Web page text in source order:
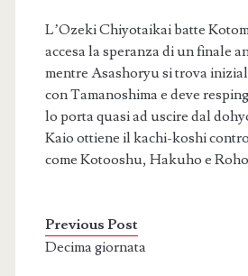
L’Ozeki Chiyotaikai batte
accesa la speranza di un finale
mentre Asashoryu si trova
con Tamanoshima e deve
lo porta quasi ad uscire dal
Kaio ottiene il kachi-koshi
come Kotooshu, Hakuho e
Previous Post
Decima giornata